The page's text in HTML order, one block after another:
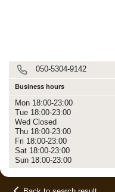
050-5304-9142
Business hours
Mon 18:00-23:00
Tue 18:00-23:00
Wed Closed
Thu 18:00-23:00
Fri 18:00-23:00
Sat 18:00-23:00
Sun 18:00-23:00